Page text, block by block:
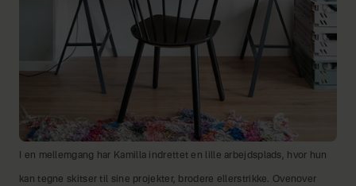
I en mellemgang har Kamilla indrettet en lille arbejdsplads, hvor hun
kan tegne skitser til sine projekter, brodere ellerstrikke. Ovenover